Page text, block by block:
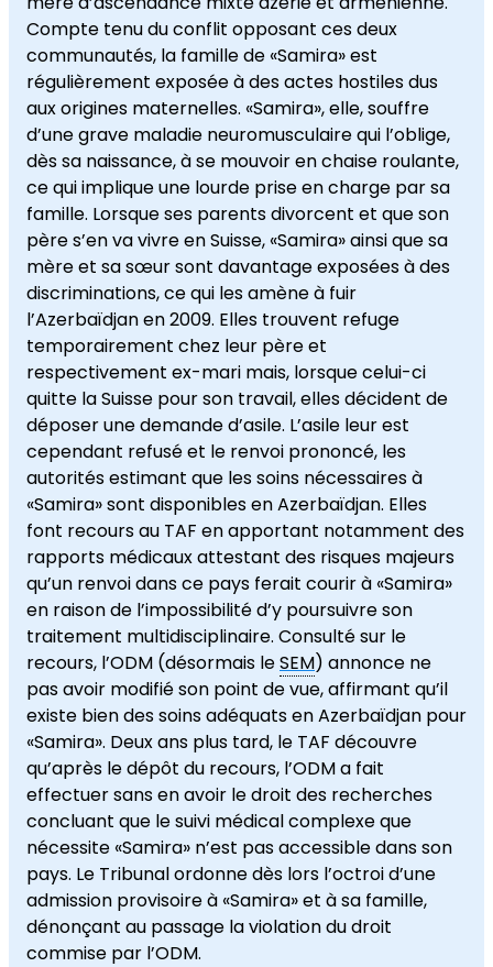
Compte tenu du conflit opposant ces deux
communautés, la famille de «Samira» est
régulièrement exposée à des actes hostiles dus
aux origines maternelles. «Samira», elle, souffre
d’une grave maladie neuromusculaire qui l’oblige,
dès sa naissance, à se mouvoir en chaise roulante,
ce qui implique une lourde prise en charge par sa
famille. Lorsque ses parents divorcent et que son
père s’en va vivre en Suisse, «Samira» ainsi que sa
mère et sa sœur sont davantage exposées à des
discriminations, ce qui les amène à fuir
l’Azerbaïdjan en 2009. Elles trouvent refuge
temporairement chez leur père et
respectivement ex-mari mais, lorsque celui-ci
quitte la Suisse pour son travail, elles décident de
déposer une demande d’asile. L’asile leur est
cependant refusé et le renvoi prononcé, les
autorités estimant que les soins nécessaires à
«Samira» sont disponibles en Azerbaïdjan. Elles
font recours au TAF en apportant notamment des
rapports médicaux attestant des risques majeurs
qu’un renvoi dans ce pays ferait courir à «Samira»
en raison de l’impossibilité d’y poursuivre son
traitement multidisciplinaire. Consulté sur le
recours, l’ODM (désormais leSEM) annonce ne
pas avoir modifié son point de vue, affirmant qu’il
existe bien des soins adéquats en Azerbaïdjan pour
«Samira». Deux ans plus tard, le TAF découvre
qu’après le dépôt du recours, l’ODM a fait
effectuer sans en avoir le droit des recherches
concluant que le suivi médical complexe que
nécessite «Samira» n’est pas accessible dans son
pays. Le Tribunal ordonne dès lors l’octroi d’une
admission provisoire à «Samira» et à sa famille,
dénonçant au passage la violation du droit
commise par l’ODM.